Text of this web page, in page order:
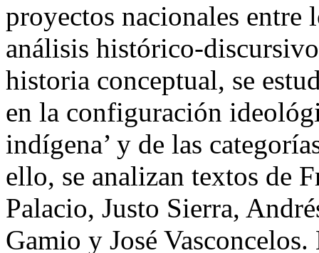
proyectos nacionales
análisis histórico-
historia conceptual, se
en la configuración
indígena’ y de las
ello, se analizan textos de
Palacio, Justo Sierra,
Gamio y José